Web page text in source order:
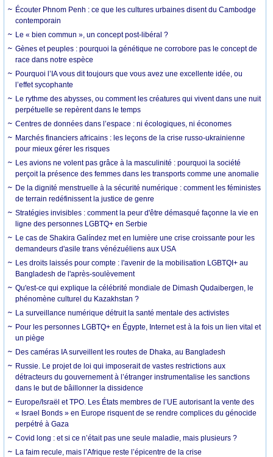
Écouter Phnom Penh : ce que les cultures urbaines disent du Cambodge
contemporain
Le « bien commun », un concept post-libéral ?
Gènes et peuples : pourquoi la génétique ne corrobore pas le concept de
race dans notre espèce
Pourquoi l’IA vous dit toujours que vous avez une excellente idée, ou
l’effet sycophante
Le rythme des abysses, ou comment les créatures qui vivent dans une nuit
perpétuelle se repèrent dans le temps
Centres de données dans l’espace : ni écologiques, ni économes
Marchés financiers africains : les leçons de la crise russo-ukrainienne
pour mieux gérer les risques
Les avions ne volent pas grâce à la masculinité : pourquoi la société
perçoit la présence des femmes dans les transports comme une anomalie
De la dignité menstruelle à la sécurité numérique : comment les féministes
de terrain redéfinissent la justice de genre
Stratégies invisibles : comment la peur d'être démasqué façonne la vie en
ligne des personnes LGBTQ+ en Serbie
Le cas de Shakira Galíndez met en lumière une crise croissante pour les
demandeurs d'asile trans vénézuéliens aux USA
Les droits laissés pour compte : l'avenir de la mobilisation LGBTQI+ au
Bangladesh de l'après-soulèvement
Qu'est-ce qui explique la célébrité mondiale de Dimash Qudaibergen, le
phénomène culturel du Kazakhstan ?
La surveillance numérique détruit la santé mentale des activistes
Pour les personnes LGBTQ+ en Égypte, Internet est à la fois un lien vital et
un piège
Des caméras IA surveillent les routes de Dhaka, au Bangladesh
Russie. Le projet de loi qui imposerait de vastes restrictions aux
détracteurs du gouvernement à l’étranger instrumentalise les sanctions
dans le but de bâillonner la dissidence
Europe/Israël et TPO. Les États membres de l’UE autorisant la vente des
« Israel Bonds » en Europe risquent de se rendre complices du génocide
perpétré à Gaza
Covid long : et si ce n’était pas une seule maladie, mais plusieurs ?
La faim recule, mais l’Afrique reste l’épicentre de la crise